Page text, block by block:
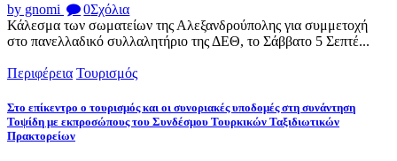
by gnomi 0Σχόλια
Κάλεσμα των σωματείων της Αλεξανδρούπολης για συμμετοχή
στο πανελλαδικό συλλαλητήριο της ΔΕΘ, το Σάββατο 5 Σεπτέ...
Περιφέρεια Τουρισμός
Στο επίκεντρο ο τουρισμός και οι συνοριακές υποδομές στη συνάντηση
Τοψίδη με εκπροσώπους του Συνδέσμου Τουρκικών Ταξιδιωτικών
Πρακτορείων